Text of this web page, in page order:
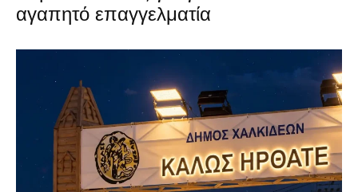
αγαπητό επαγγελματία